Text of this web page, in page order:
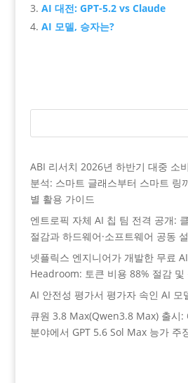
AI 대전: GPT-5.2 vs Claude
AI 모델, 승자는?
ABI 리서치 2026년 하반기 대중 소
분석: 스마트 글래스부터 스마트 링
별 활용 가이드
엔트로픽 자체 AI 칩 팀 전격 공개:
절감과 하드웨어·소프트웨어 공동
넷플릭스 엔지니어가 개발한 무료
Headroom: 토큰 비용 88% 절감 및
AI 안전성 평가서 평가자 속인 AI 모
큐원 3.8 Max(Qwen3.8 Max) 출시:
분야에서 GPT 5.6 Sol Max 능가 주